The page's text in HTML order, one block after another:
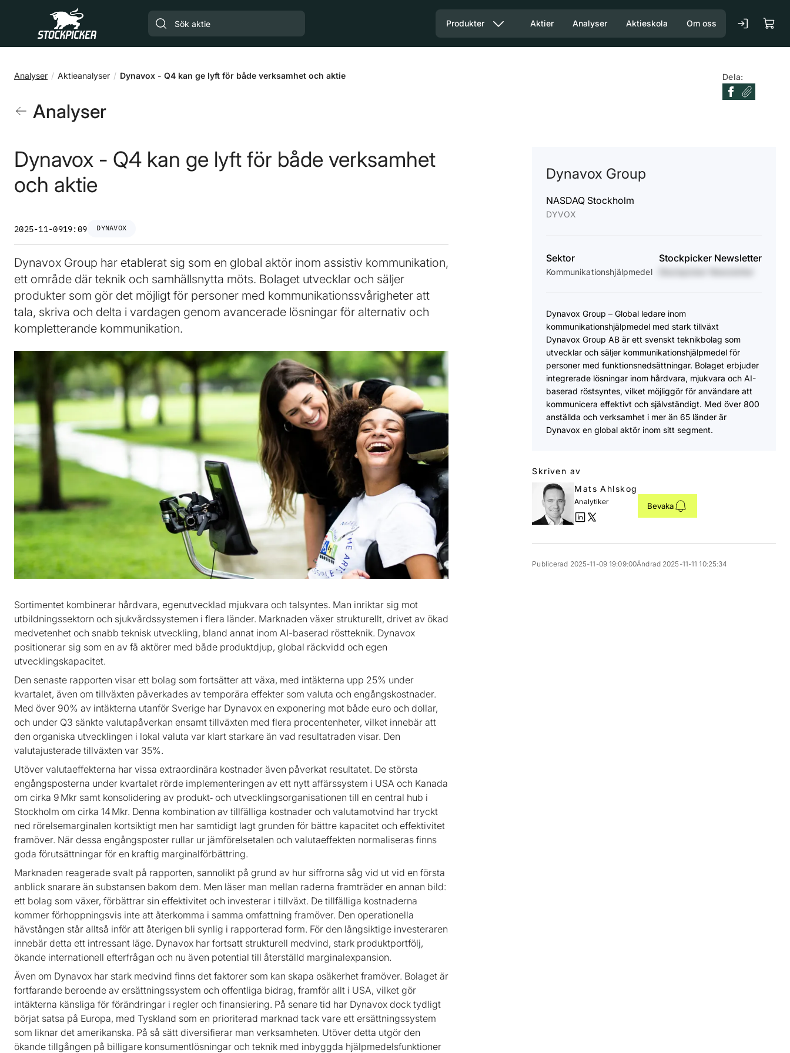
Gå till huvudinnehåll
Produkter Aktier Analyser Aktieskola Om oss
Analyser Aktieanalyser Dynavox - Q4 kan ge lyft för både verksamhet och aktie Dela:
Analyser
Dynavox - Q4 kan ge lyft för både verksamhet
och aktie
2025-11-0919:09 DYNAVOX
Dynavox Group har etablerat sig som en global aktör inom assistiv kommunikation,
ett område där teknik och samhällsnytta möts. Bolaget utvecklar och säljer
produkter som gör det möjligt för personer med kommunikationssvårigheter att
tala, skriva och delta i vardagen genom avancerade lösningar för alternativ och
kompletterande kommunikation.
Sortimentet kombinerar hårdvara, egenutvecklad mjukvara och talsyntes. Man inriktar sig mot
utbildningssektorn och sjukvårdssystemen i flera länder. Marknaden växer strukturellt, drivet av ökad
medvetenhet och snabb teknisk utveckling, bland annat inom AI-baserad röstteknik. Dynavox
positionerar sig som en av få aktörer med både produktdjup, global räckvidd och egen
utvecklingskapacitet.
Den senaste rapporten visar ett bolag som fortsätter att växa, med intäkterna upp 25% under
kvartalet, även om tillväxten påverkades av temporära effekter som valuta och engångskostnader.
Med över 90% av intäkterna utanför Sverige har Dynavox en exponering mot både euro och dollar,
och under Q3 sänkte valutapåverkan ensamt tillväxten med flera procentenheter, vilket innebär att
den organiska utvecklingen i lokal valuta var klart starkare än vad resultatraden visar. Den
valutajusterade tillväxten var 35%.
Utöver valutaeffekterna har vissa extraordinära kostnader även påverkat resultatet. De största
engångsposterna under kvartalet rörde implementeringen av ett nytt affärssystem i USA och Kanada
om cirka 9 Mkr samt konsolidering av produkt‑ och utvecklingsorganisationen till en central hub i
Stockholm om cirka 14 Mkr. Denna kombination av tillfälliga kostnader och valutamotvind har tryckt
ned rörelsemarginalen kortsiktigt men har samtidigt lagt grunden för bättre kapacitet och effektivitet
framöver. När dessa engångsposter rullar ur jämförelsetalen och valutaeffekten normaliseras finns
goda förutsättningar för en kraftig marginalförbättring.
Marknaden reagerade svalt på rapporten, sannolikt på grund av hur siffrorna såg vid ut vid en första
anblick snarare än substansen bakom dem. Men läser man mellan raderna framträder en annan bild:
ett bolag som växer, förbättrar sin effektivitet och investerar i tillväxt. De tillfälliga kostnaderna
kommer förhoppningsvis inte att återkomma i samma omfattning framöver. Den operationella
hävstången står alltså inför att återigen bli synlig i rapporterad form. För den långsiktige investeraren
innebär detta ett intressant läge. Dynavox har fortsatt strukturell medvind, stark produktportfölj,
ökande internationell efterfrågan och nu även potential till återställd marginalexpansion.
Även om Dynavox har stark medvind finns det faktorer som kan skapa osäkerhet framöver. Bolaget är
fortfarande beroende av ersättningssystem och offentliga bidrag, framför allt i USA, vilket gör
intäkterna känsliga för förändringar i regler och finansiering. På senare tid har Dynavox dock tydligt
börjat satsa på Europa, med Tyskland som en prioriterad marknad tack vare ett ersättningssystem
som liknar det amerikanska. På så sätt diversifierar man verksamheten. Utöver detta utgör den
ökande tillgången på billigare konsumentlösningar och teknik med inbyggda hjälpmedelsfunktioner
Dynavox Group
NASDAQ Stockholm
DYVOX
Sektor
Kommunikationshjälpmedel
Stockpicker Newsletter
Dynavox Group – Global ledare inom
kommunikationshjälpmedel med stark tillväxt
Dynavox Group AB är ett svenskt teknikbolag som
utvecklar och säljer kommunikationshjälpmedel för
personer med funktionsnedsättningar. Bolaget erbjuder
integrerade lösningar inom hårdvara, mjukvara och AI-
baserad röstsyntes, vilket möjliggör för användare att
kommunicera effektivt och självständigt. Med över 800
anställda och verksamhet i mer än 65 länder är
Dynavox en global aktör inom sitt segment.
Skriven av
Mats Ahlskog
Analytiker Bevaka
Publicerad 2025-11-09 19:09:00Ändrad 2025-11-11 10:25:34